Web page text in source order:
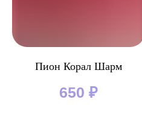
Пион Корал Шарм
650 ₽